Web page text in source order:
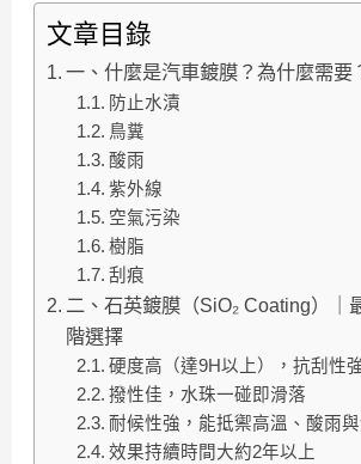
文章目錄
一、什麼是汽車鍍膜？為什麼需要
防止水漬
鳥糞
酸雨
紫外線
空氣污染
樹脂
刮痕
二、石英鍍膜（SiO₂ Coating）｜
階選擇
硬度高（達9H以上），抗刮性
撥性佳，水珠一碰即滑落
耐候性強，能抵禦高溫、酸雨
效果持續時間大約2年以上